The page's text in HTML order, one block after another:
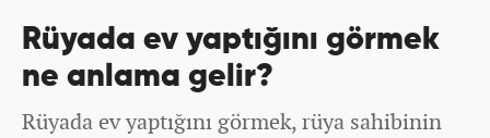
Rüyada ev yaptığını görmek
ne anlama gelir?
Rüyada ev yaptığını görmek, rüya sahibinin